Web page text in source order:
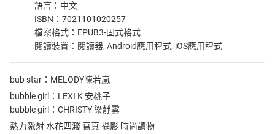
語言：中文
ISBN：7021101020257
檔案格式：EPUB3-固式格式
閱讀裝置：閱讀器, Android應用程式, iOS應用程式
bub star：MELODY陳若嵐
bubble girl：LEXI K 安桃子
bubble girl：CHRISTY 梁靜雲
熱力激射 水花四濺 寫真 攝影 時尚讀物